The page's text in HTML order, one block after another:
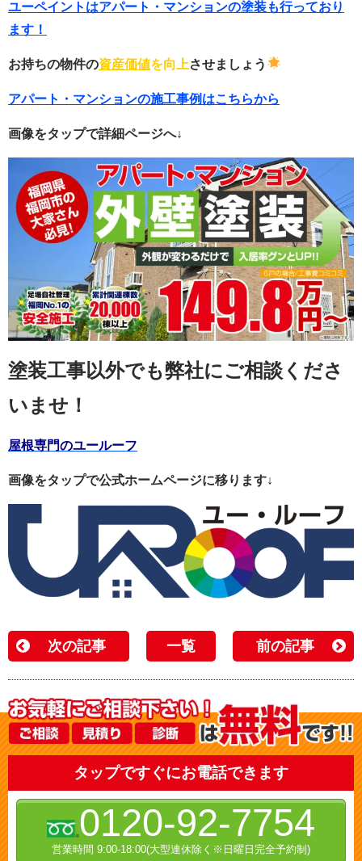
ユーペイントはアパート・マンションの塗装も行っており
ます！
お持ちの物件の資産価値を向上させましょう
アパート・マンションの施工事例はこちらから
画像をタップで詳細ページへ↓
塗装工事以外でも弊社にご相談くださ
いませ！
屋根専門のユールーフ
画像をタップで公式ホームページに移ります↓
次の記事 一覧 前の記事
タップですぐにお電話できます
0120-92-7754
営業時間 9:00-18:00(大型連休除く※日曜日完全予約制)